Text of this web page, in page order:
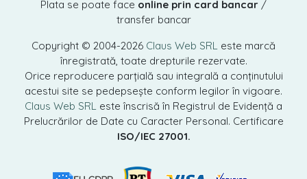
Plata se poate face online prin card bancar /
transfer bancar
Copyright © 2004-2026 Claus Web SRL este marcă
înregistrată, toate drepturile rezervate.
Orice reproducere parțială sau integrală a conținutului
acestui site se pedepsește conform legilor în vigoare.
Claus Web SRL este înscrisă în Registrul de Evidență a
Prelucrărilor de Date cu Caracter Personal. Certificare
ISO/IEC 27001.